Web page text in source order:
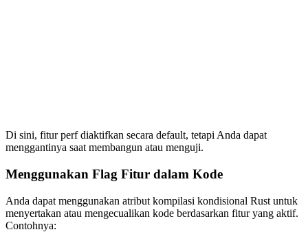
Di sini, fitur perf diaktifkan secara default, tetapi Anda dapat
menggantinya saat membangun atau menguji.
Menggunakan Flag Fitur dalam Kode
Anda dapat menggunakan atribut kompilasi kondisional Rust untuk
menyertakan atau mengecualikan kode berdasarkan fitur yang aktif.
Contohnya: